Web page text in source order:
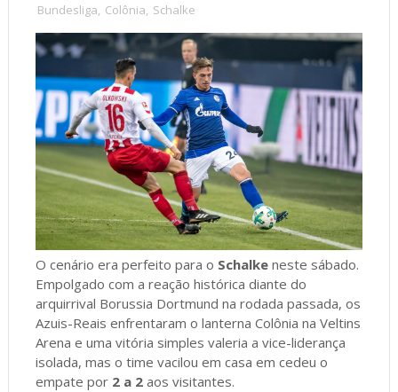
Bundesliga, Colônia, Schalke
O cenário era perfeito para o Schalke neste sábado.
Empolgado com a reação histórica diante do
arquirrival Borussia Dortmund na rodada passada, os
Azuis-Reais enfrentaram o lanterna Colônia na Veltins
Arena e uma vitória simples valeria a vice-liderança
isolada, mas o time vacilou em casa em cedeu o
empate por 2 a 2aos visitantes.